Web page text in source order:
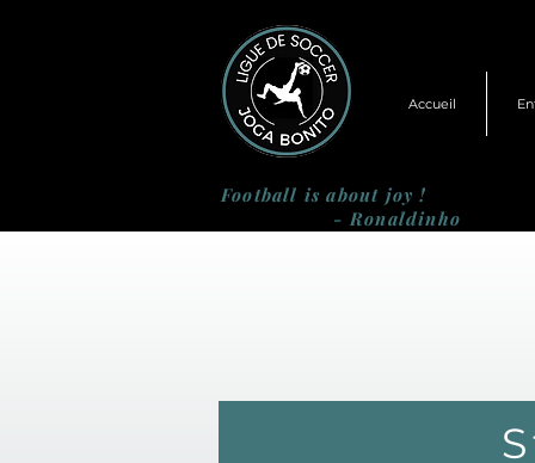
Accueil
Football is about joy !
- Ronaldinho